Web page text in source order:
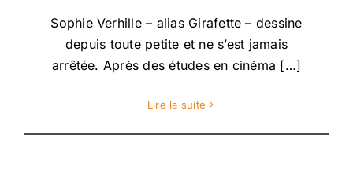
Sophie Verhille – alias Girafette – dessine
depuis toute petite et ne s’est jamais
arrêtée. Après des études en cinéma […]
Lire la suite